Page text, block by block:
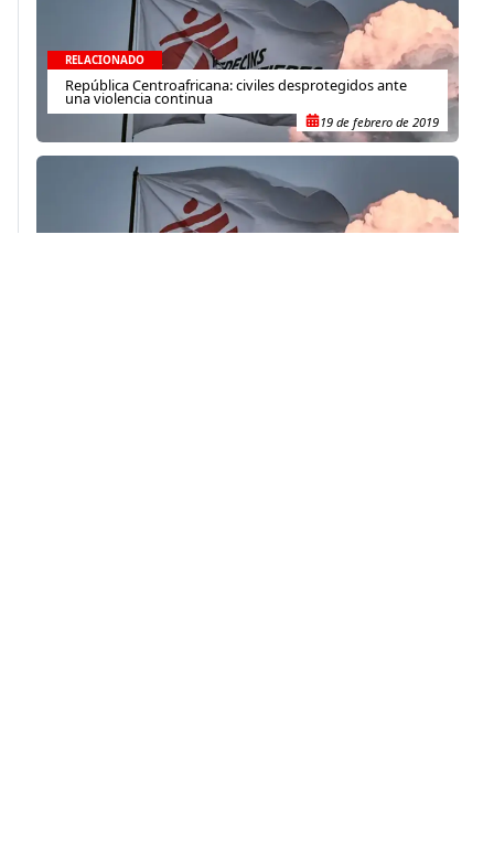
RELACIONADO
República Centroafricana: civiles desprotegidos ante
una violencia continua
19 de febrero de 2019